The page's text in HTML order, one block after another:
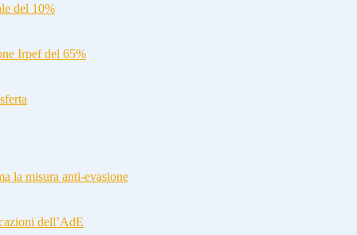
del 10%
Irpef del 65%
la misura anti-evasione
dell’AdE